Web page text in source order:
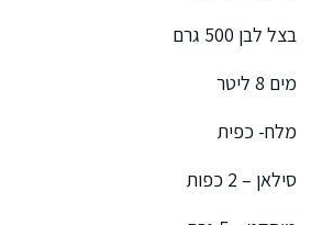
בצל לבן 500 גרם
מים 8 ליטר
מלח- כפית
סילאן – 2 כפות